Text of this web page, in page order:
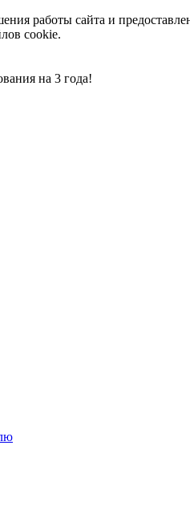
работы сайта и
cookie.
на 3 года!